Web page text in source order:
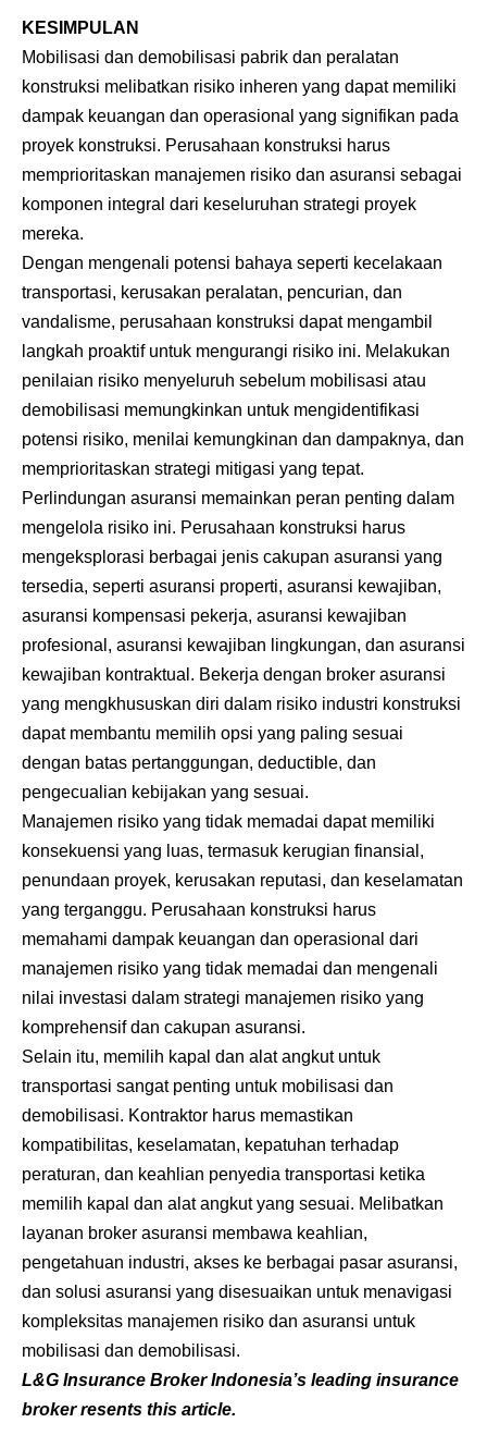
KESIMPULAN
Mobilisasi dan demobilisasi pabrik dan peralatan
konstruksi melibatkan risiko inheren yang dapat memiliki
dampak keuangan dan operasional yang signifikan pada
proyek konstruksi. Perusahaan konstruksi harus
memprioritaskan manajemen risiko dan asuransi sebagai
komponen integral dari keseluruhan strategi proyek
mereka.
Dengan mengenali potensi bahaya seperti kecelakaan
transportasi, kerusakan peralatan, pencurian, dan
vandalisme, perusahaan konstruksi dapat mengambil
langkah proaktif untuk mengurangi risiko ini. Melakukan
penilaian risiko menyeluruh sebelum mobilisasi atau
demobilisasi memungkinkan untuk mengidentifikasi
potensi risiko, menilai kemungkinan dan dampaknya, dan
memprioritaskan strategi mitigasi yang tepat.
Perlindungan asuransi memainkan peran penting dalam
mengelola risiko ini. Perusahaan konstruksi harus
mengeksplorasi berbagai jenis cakupan asuransi yang
tersedia, seperti asuransi properti, asuransi kewajiban,
asuransi kompensasi pekerja, asuransi kewajiban
profesional, asuransi kewajiban lingkungan, dan asuransi
kewajiban kontraktual. Bekerja dengan broker asuransi
yang mengkhususkan diri dalam risiko industri konstruksi
dapat membantu memilih opsi yang paling sesuai
dengan batas pertanggungan, deductible, dan
pengecualian kebijakan yang sesuai.
Manajemen risiko yang tidak memadai dapat memiliki
konsekuensi yang luas, termasuk kerugian finansial,
penundaan proyek, kerusakan reputasi, dan keselamatan
yang terganggu. Perusahaan konstruksi harus
memahami dampak keuangan dan operasional dari
manajemen risiko yang tidak memadai dan mengenali
nilai investasi dalam strategi manajemen risiko yang
komprehensif dan cakupan asuransi.
Selain itu, memilih kapal dan alat angkut untuk
transportasi sangat penting untuk mobilisasi dan
demobilisasi. Kontraktor harus memastikan
kompatibilitas, keselamatan, kepatuhan terhadap
peraturan, dan keahlian penyedia transportasi ketika
memilih kapal dan alat angkut yang sesuai. Melibatkan
layanan broker asuransi membawa keahlian,
pengetahuan industri, akses ke berbagai pasar asuransi,
dan solusi asuransi yang disesuaikan untuk menavigasi
kompleksitas manajemen risiko dan asuransi untuk
mobilisasi dan demobilisasi.
L&G Insurance Broker Indonesia’s leading insurance
broker resents this article.